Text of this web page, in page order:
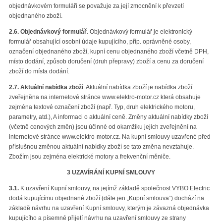
objednávkovém formuláři se považuje za její zmocnění k převzetí
objednaného zboží.
2.6. Objednávkový formulář . Objednávkový formulář je elektronický
formulář obsahující osobní údaje kupujícího, příp. oprávněné osoby,
označení objednaného zboží, kupní cenu objednaného zboží včetně DPH,
místo dodání, způsob doručení (druh přepravy) zboží a cenu za doručení
zboží do místa dodání.
2.7. Aktuální nabídka zboží . Aktuální nabídka zboží je nabídka zboží
zveřejněna na internetové stránce www.elektro-motor.cz která obsahuje
zejména textové označení zboží (např. Typ, druh elektrického motoru,
parametry, atd.), A informaci o aktuální ceně. Změny aktuální nabídky zboží
(včetně cenových změn) jsou účinné od okamžiku jejich zveřejnění na
internetové stránce www.elektro-motor.cz. Na kupní smlouvy uzavřené před
příslušnou změnou aktuální nabídky zboží se tato změna nevztahuje.
Zbožím jsou zejména elektrické motory a frekvenční měniče.
3 UZAVÍRÁNÍ KUPNÍ SMLOUVY
3.1. K uzavření Kupní smlouvy, na jejímž základě společnost VYBO Electric
dodá kupujícímu objednané zboží (dále jen „Kupní smlouva“) dochází na
základě návrhu na uzavření Kupní smlouvy, kterým je závazná objednávka
kupujícího a písemné přijetí návrhu na uzavření smlouvy ze strany